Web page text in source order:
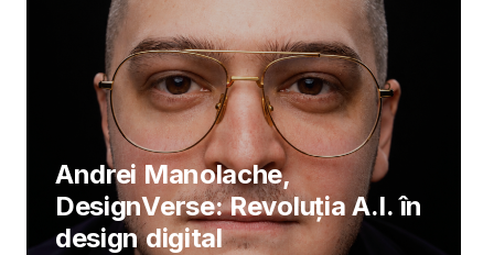
Andrei Manolache,
DesignVerse: Revoluția A.I. în
design digital